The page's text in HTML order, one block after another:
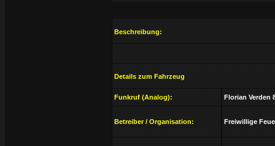
Beschreibung:
Details zum Fahrzeug
Funkruf (Analog): Florian Verden
Betreiber / Organisation: Freiwillige